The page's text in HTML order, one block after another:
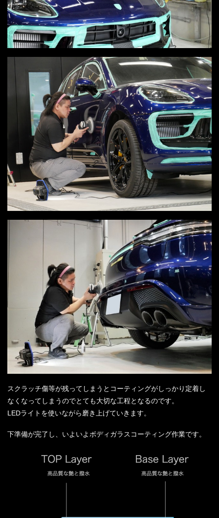
スクラッチ傷等が残ってしまうとコーティングがしっかり定着し
なくなってしまうのでとても大切な工程となるのです。
LEDライトを使いながら磨き上げていきます。
下準備が完了し、いよいよボディガラスコーティング作業です。